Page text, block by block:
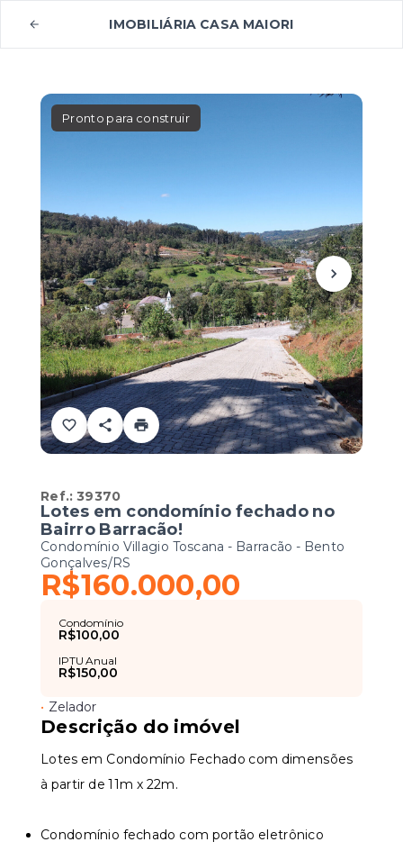
IMOBILIÁRIA CASA MAIORI
Pronto para construir
Ref.:39370
Lotes em condomínio fechado no
Bairro Barracão!
Condomínio Villagio Toscana - Barracão - Bento
Gonçalves/RS
R$160.000,00
Condomínio
R$100,00
IPTU Anual
R$150,00
• Zelador
Descrição do imóvel
Lotes em Condomínio Fechado com dimensões
à partir de 11m x 22m.
Condomínio fechado com portão eletrônico